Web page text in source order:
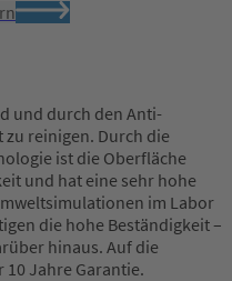
und durch den Anti-
reinigen. Durch die
ist die Oberfläche
und hat eine sehr hohe
im Labor
die hohe Beständigkeit –
hinaus. Auf die
Jahre Garantie.